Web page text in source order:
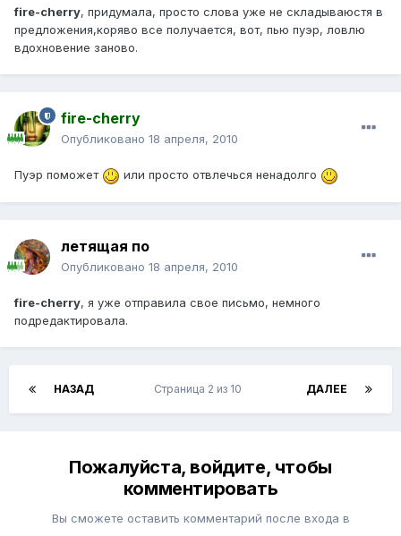
fire-cherry, придумала, просто слова уже не складываюстя в
предложения,коряво все получается, вот, пью пуэр, ловлю
вдохновение заново.
fire-cherry
Опубликовано 18 апреля, 2010
Пуэр поможет или просто отвлечься ненадолго
летящая по
Опубликовано 18 апреля, 2010
fire-cherry, я уже отправила свое письмо, немного
подредактировала.
НАЗАД ДАЛЕЕ
Страница 2 из 10
Пожалуйста, войдите, чтобы
комментировать
Вы сможете оставить комментарий после входа в